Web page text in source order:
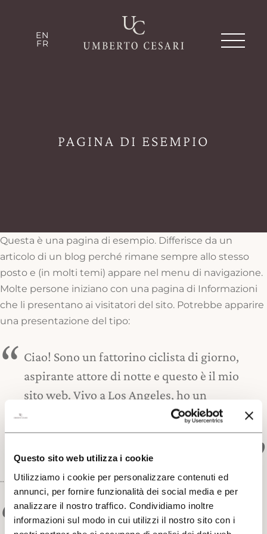
Questo sito web utilizza i cookie
Utilizziamo i cookie per personalizzare contenuti ed
annunci, per fornire funzionalità dei social media e per
analizzare il nostro traffico. Condividiamo inoltre
informazioni sul modo in cui utilizzi il nostro sito con i
EN
FR
EN FR
VINI
VISIONE
Cerca un argomento sul sito di
Umberto Cesari
PAGINA DI ESEMPIO
Questa è una pagina di esempio. Differisce da un
articolo di un blog perché rimane sempre allo stesso
posto e (in molti temi) appare nel menu di navigazione.
Molte persone iniziano con una pagina di Informazioni
che li presentano ai visitatori del sito. Potrebbe apparire
una presentazione del tipo:
Ciao! Sono un fattorino ciclista di giorno,
aspirante attore di notte e questo è il mio
sito web. Vivo a Los Angeles, ho un
grande cane di nome Jack e mi piace la
piña colada. (E prendere la pioggia)
…o qualcosa di simile:
La Società XYZ Aggeggi è stata fondata